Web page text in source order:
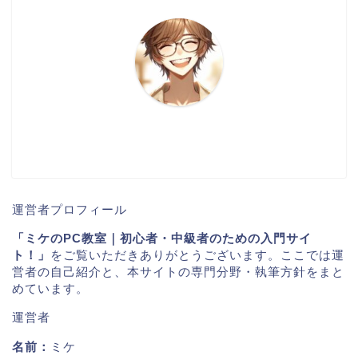
運営者プロフィール
「ミケのPC教室｜初心者・中級者のための入門サイ
ト！」
をご覧いただきありがとうございます。ここでは運
営者の自己紹介と、本サイトの専門分野・執筆方針をまと
めています。
運営者
名前： ミケ